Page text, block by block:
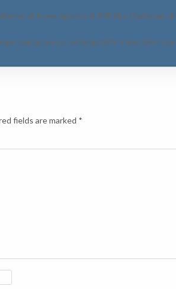
di Investigacion di IMF riba Gastonan di
frontal ora un vehiculo SUV a bira dilanti
fields are marked *